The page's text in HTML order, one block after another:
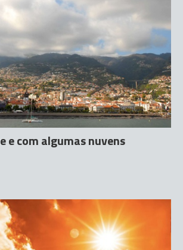
e com algumas nuvens